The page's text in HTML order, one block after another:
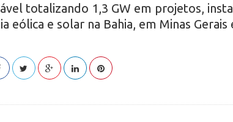
totalizando 1,3 GW em projetos,
eólica e solar na Bahia, em Minas Gerais